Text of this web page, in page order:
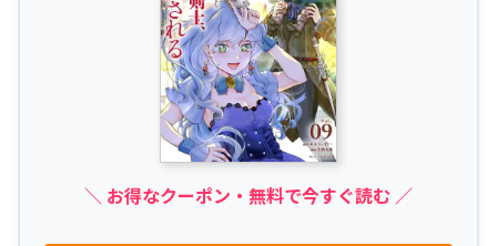
＼ お得なクーポン・無料で今すぐ読む ／